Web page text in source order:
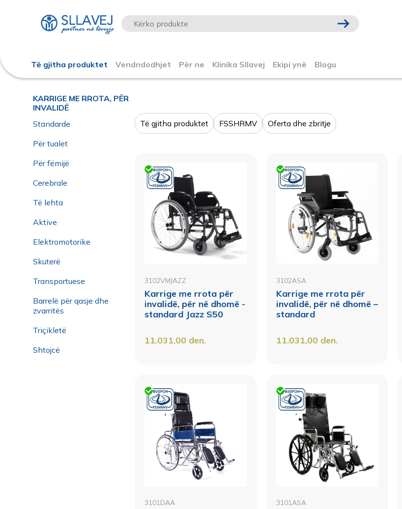
Të gjitha produktet Vendndodhjet Për ne Klinika Sllavej Ekipi ynë Blogu
KARRIGE ME RROTA, PËR
INVALIDË
Standarde
Për tualet
Për fëmijë
Cerebrale
Të lehta
Aktive
Elektromotorike
Skuterë
Transportuese
Barrelë për qasje dhe
zvarritës
Triçikletë
Shtojcë
Të gjitha produktet FSSHRMV Oferta dhe zbritje
3102VMJAZZ
Karrige me rrota për
invalidë, për në dhomë -
standard Jazz S50
11.031,00 den.
3102ASA
Karrige me rrota për
invalidë, për në dhomë –
standard
11.031,00 den.
3101DAA 3101ASA